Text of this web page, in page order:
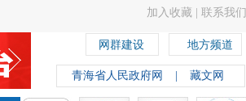
加入收藏 联系我们
网群建设 地方频道
青海省人民政府网 藏文网